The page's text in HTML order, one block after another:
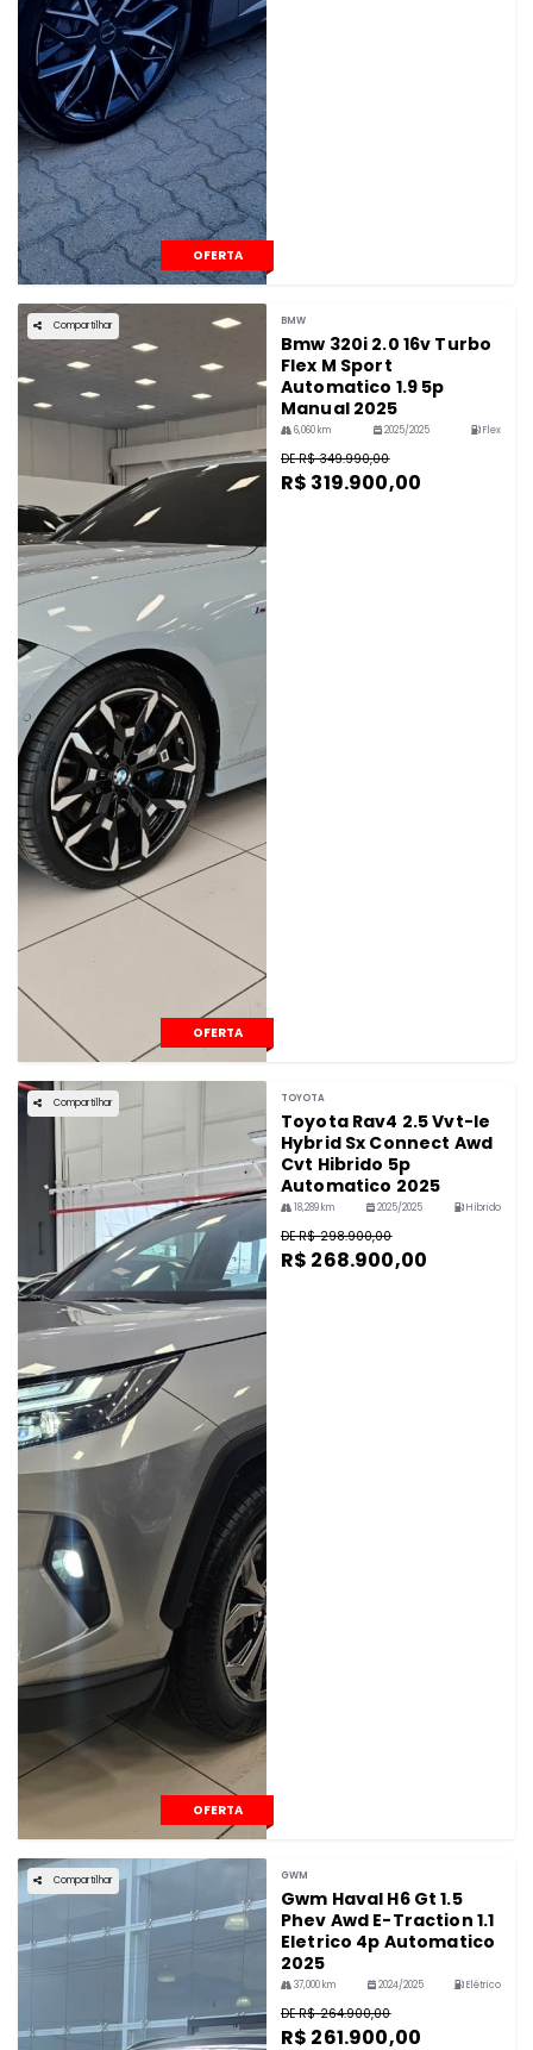
OFERTA
OFERTA
Compartilhar BMW
Bmw 320i 2.0 16v Turbo
Flex M Sport
Automatico 1.9 5p
Manual 2025
6,060 km 2025/2025 Flex
DE R$ 349.990,00
R$ 319.900,00
OFERTA
Compartilhar TOYOTA
Toyota Rav4 2.5 Vvt-Ie
Hybrid Sx Connect Awd
Cvt Hibrido 5p
Automatico 2025
18,289 km 2025/2025 Híbrido
DE R$ 298.900,00
R$ 268.900,00
Compartilhar GWM
Gwm Haval H6 Gt 1.5
Phev Awd E-Traction 1.1
Eletrico 4p Automatico
2025
37,000 km 2024/2025 Elétrico
DE R$ 264.900,00
R$ 261.900,00